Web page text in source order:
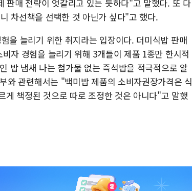
판매 전략이 엇갈리고 있는 듯하다"고 말했다. 또 다
차선책을 선택한 것 아닌가 싶다"고 했다.
을 늘리기 위한 취지라는 입장이다. 더미식밥 판매
자 경험을 늘리기 위해 3개들이 제품 1종만 한시적
밥 냄새 나는 첨가물 없는 즉석밥을 적극적으로 알
와 관련해서는 "백미밥 제품의 소비자권장가격은 식
책정된 것으로 따로 조정한 것은 아니다"고 말했